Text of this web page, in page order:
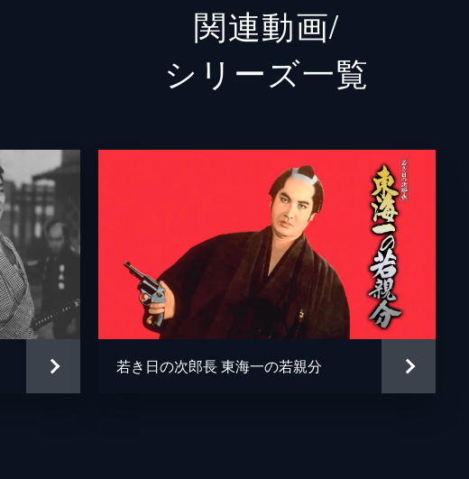
渥美清
マキノ雅弘
服部良一
関連動画/
シリーズ⼀覧
若き日の次郎長 東海一の若親分